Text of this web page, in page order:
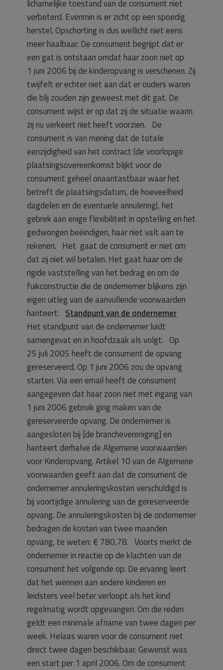
lichamelijke toestand van de consument niet
verbeterd. Evenmin is er zicht op een spoedig
herstel. Opschorting is dus wellicht niet eens
meer haalbaar. De consument begrijpt dat er
een gat is ontstaan omdat haar zoon niet op
1 juni 2006 bij de kinderopvang is verschenen. Zij
twijfelt er echter niet aan dat er ouders waren
die blij zouden zijn geweest met dit gat. De
consument wijst er op dat zij de situatie waarin
zij nu verkeert niet heeft voorzien. De
consument is van mening dat de totale
eenzijdigheid van het contract (de voorlopige
plaatsingsovereenkomst blijkt voor de
consument geheel onaantastbaar waar het
betreft de plaatsingsdatum, de hoeveelheid
dagdelen en de eventuele annulering), het
gebrek aan enige flexibiliteit in opstelling en het
gedwongen beëindigen, haar niet valt aan te
rekenen. Het gaat de consument er niet om
dat zij niet wil betalen. Het gaat haar om de
rigide vaststelling van het bedrag en om de
fuikconstructie die de ondernemer blijkens zijn
eigen uitleg van de aanvullende voorwaarden
hanteert. Standpunt van de ondernemer
Het standpunt van de ondernemer luidt
samengevat en in hoofdzaak als volgt. Op
25 juli 2005 heeft de consument de opvang
gereserveerd. Op 1 juni 2006 zou de opvang
starten. Via een email heeft de consument
aangegeven dat haar zoon niet met ingang van
1 juni 2006 gebruik ging maken van de
gereserveerde opvang. De ondernemer is
aangesloten bij [de branchevereniging] en
hanteert derhalve de Algemene voorwaarden
voor Kinderopvang. Artikel 10 van de Algemene
voorwaarden geeft aan dat de consument de
ondernemer annuleringskosten verschuldigd is
bij voortijdige annulering van de gereserveerde
opvang. De annuleringskosten bij de ondernemer
bedragen de kosten van twee maanden
opvang, te weten: € 780,78. Voorts merkt de
ondernemer in reactie op de klachten van de
consument het volgende op. De ervaring leert
dat het wennen aan andere kinderen en
leidsters veel beter verloopt als het kind
regelmatig wordt opgevangen. Om die reden
geldt een minimale afname van twee dagen per
week. Helaas waren voor de consument niet
direct twee dagen beschikbaar. Gewenst was
een start per 1 april 2006. Om de consument